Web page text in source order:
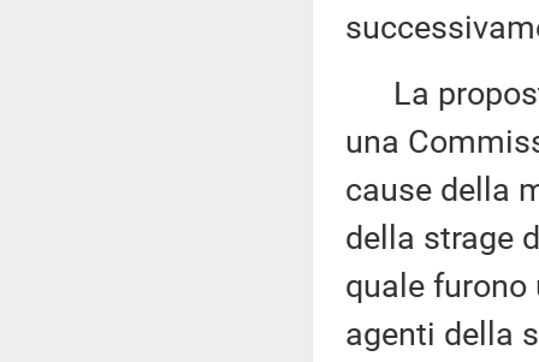
La
una
cause della
della strage
quale
agenti della